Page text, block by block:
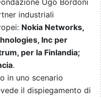
Ugo Bordoni
industriali
Nokia Networks,
Inc per
per la Finlandia;
.
in uno scenario
il dispiegamento di